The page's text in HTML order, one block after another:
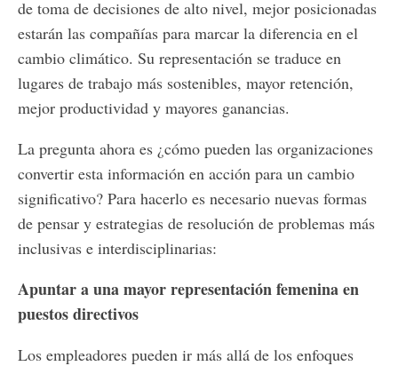
de toma de decisiones de alto nivel, mejor posicionadas
estarán las compañías para marcar la diferencia en el
cambio climático. Su representación se traduce en
lugares de trabajo más sostenibles, mayor retención,
mejor productividad y mayores ganancias.
La pregunta ahora es ¿cómo pueden las organizaciones
convertir esta información en acción para un cambio
significativo? Para hacerlo es necesario nuevas formas
de pensar y estrategias de resolución de problemas más
inclusivas e interdisciplinarias:
Apuntar a una mayor representación femenina en
puestos directivos
Los empleadores pueden ir más allá de los enfoques